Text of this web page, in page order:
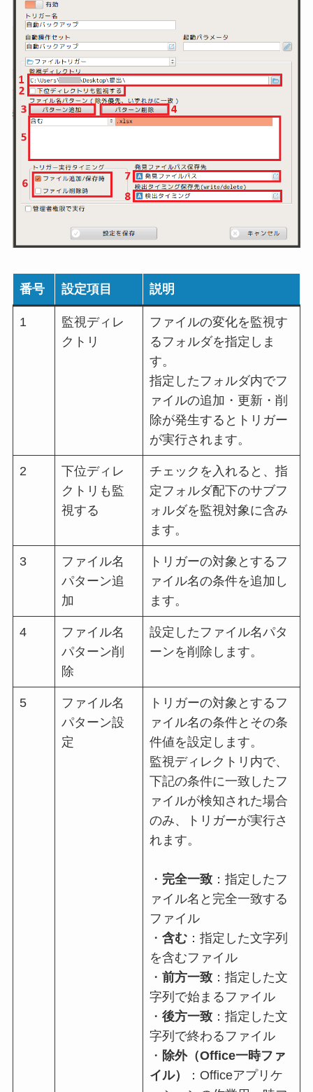
番号 設定項目 説明
1
監視ディレ
クトリ
ファイルの変化を監視す
るフォルダを指定しま
す。
指定したフォルダ内でフ
ァイルの追加・更新・削
除が発生するとトリガー
が実行されます。
2
下位ディレ
クトリも監
視する
チェックを入れると、指
定フォルダ配下のサブフ
ォルダを監視対象に含み
ます。
3
ファイル名
パターン追
加
トリガーの対象とするフ
ァイル名の条件を追加し
ます。
4
ファイル名
パターン削
除
設定したファイル名パタ
ーンを削除します。
5
ファイル名
パターン設
定
トリガーの対象とするフ
ァイル名の条件とその条
件値を設定します。
監視ディレクトリ内で、
下記の条件に一致したフ
ァイルが検知された場合
のみ、トリガーが実行さ
れます。
・ 完全一致：指定したフ
ァイル名と完全一致する
ファイル
・ 含む：指定した文字列
を含むファイル
・ 前方一致：指定した文
字列で始まるファイル
・ 後方一致：指定した文
字列で終わるファイル
・ 除外（Office一時ファ
イル）
：Officeアプリケ